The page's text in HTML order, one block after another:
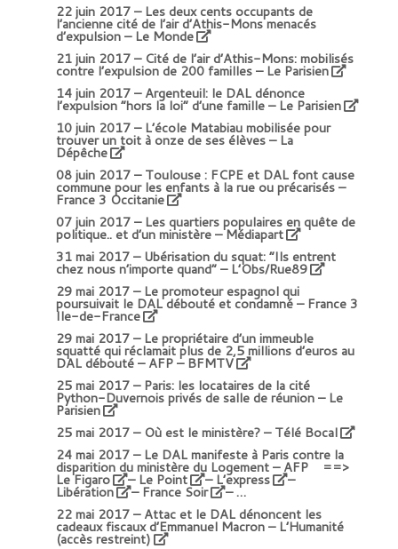
22 juin 2017 –Les deux cents occupants de
l’ancienne cité de l’air d’Athis-Mons menacés
d’expulsion – Le Monde
21 juin 2017 – Cité de l’air d’Athis-Mons: mobilisés
contre l’expulsion de 200 familles – Le Parisien
14 juin 2017 –Argenteuil: le DAL dénonce
l’expulsion “hors la loi” d’une famille – Le Parisien
10 juin 2017 –L’école Matabiau mobilisée pour
trouver un toit à onze de ses élèves– La
Dépêche
08 juin 2017 –Toulouse : FCPE et DAL font cause
commune pour les enfants à la rue ou précarisés–
France 3 Occitanie
07 juin 2017 –Les quartiers populaires en quête de
politique.. et d’un ministère – Médiapart
31 mai 2017 –Ubérisation du squat: “Ils entrent
chez nous n’importe quand” – L’Obs/Rue89
29 mai 2017 –Le promoteur espagnol qui
poursuivait le DAL débouté et condamné – France 3
Ile-de-France
29 mai 2017 –Le propriétaire d’un immeuble
squatté qui réclamait plus de 2,5 millions d’euros au
DAL débouté – AFP – BFMTV
25 mai 2017 –Paris: les locataires de la cité
Python-Duvernois privés de salle de réunion – Le
Parisien
25 mai 2017 – Où est le ministère? – Télé Bocal
24 mai 2017 – Le DAL manifeste à Paris contre la
disparition du ministère du Logement – AFP ==>
Le Figaro –Le Point –L’express –
Libération –France Soir
– …
22 mai 2017 –Attac et le DAL dénoncent les
cadeaux fiscaux d’Emmanuel Macron – L’Humanité
(accès restreint)